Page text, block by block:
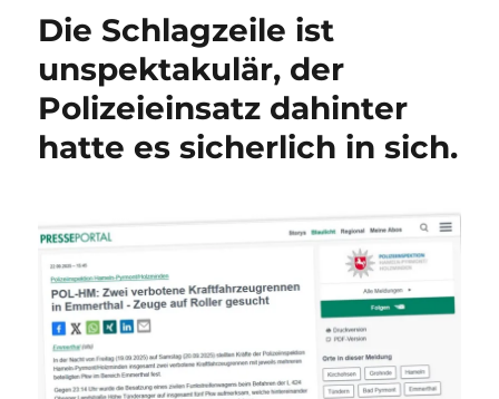
Die Schlagzeile ist
unspektakulär, der
Polizeieinsatz dahinter
hatte es sicherlich in sich.